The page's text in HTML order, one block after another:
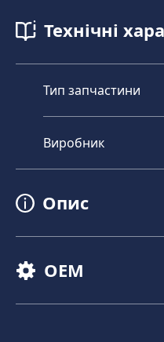
Технічні
Тип запчастини
Виробник
Опис
OEM